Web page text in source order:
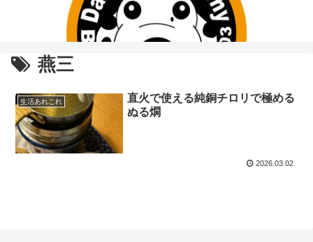
燕三
生活あれこれ
直火で使える純銅チロリで極める
ぬる燗
2026.03.02